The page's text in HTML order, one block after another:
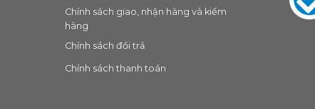
Chính sách giao, nhận hàng và kiểm
hàng
Chính sách đổi trả
Chính sách thanh toán